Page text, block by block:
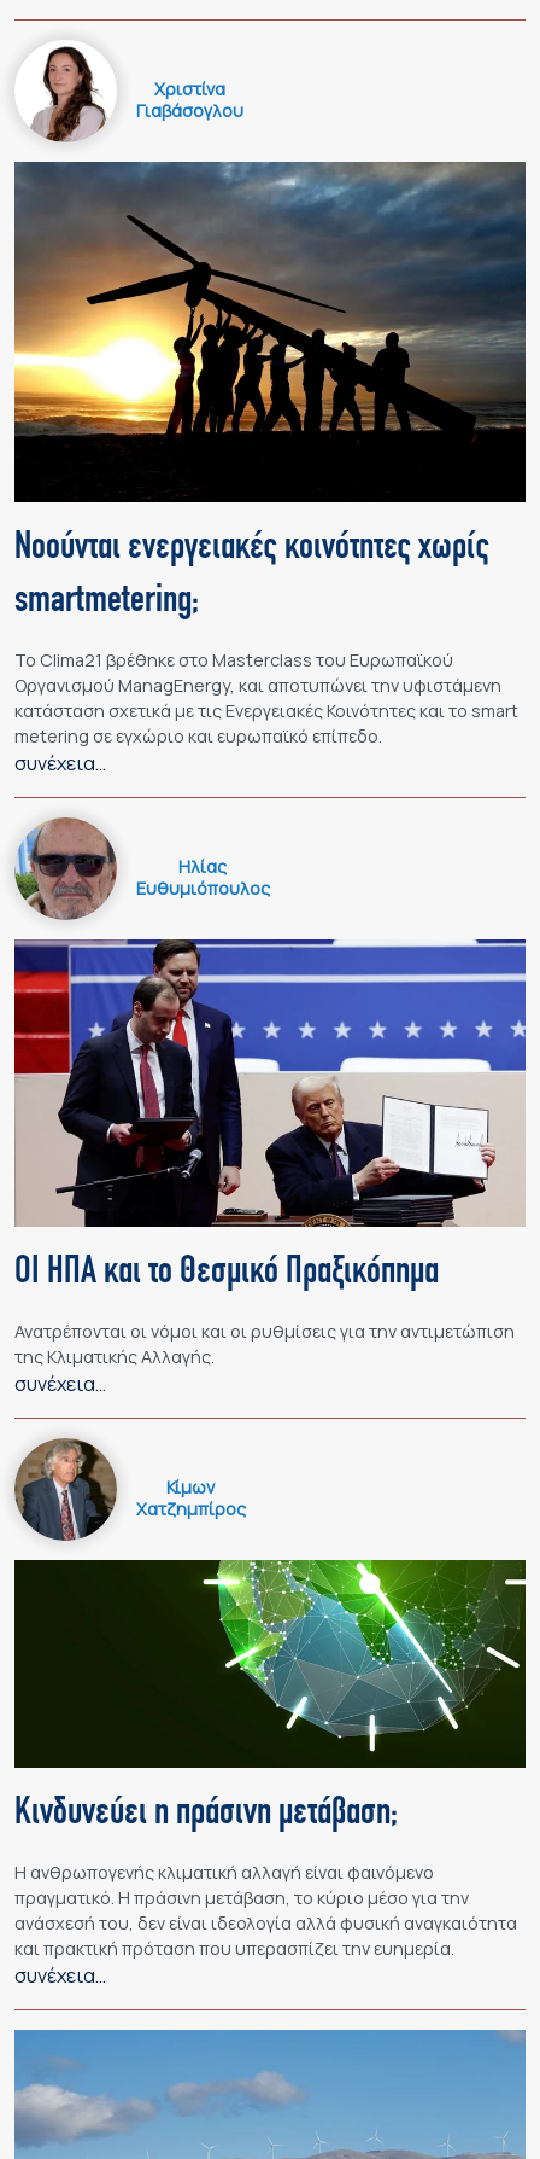
Χριστίνα
Γιαβάσογλου
Νοούνται ενεργειακές κοινότητες χωρίς
smartmetering;
Το Clima21 βρέθηκε στο Masterclass του Ευρωπαϊκού
Οργανισμού ManagEnergy, και αποτυπώνει την υφιστάμενη
κατάσταση σχετικά με τις Ενεργειακές Κοινότητες και το smart
metering σε εγχώριο και ευρωπαϊκό επίπεδο.
συνέχεια…
Ηλίας
Ευθυμιόπουλος
ΟΙ ΗΠΑ και το Θεσμικό Πραξικόπημα
Ανατρέπονται οι νόμοι και οι ρυθμίσεις για την αντιμετώπιση
της Κλιματικής Αλλαγής.
συνέχεια…
Κίμων
Χατζημπίρος
Κινδυνεύει η πράσινη μετάβαση;
Η ανθρωπογενής κλιματική αλλαγή είναι φαινόμενο
πραγματικό. Η πράσινη μετάβαση, το κύριο μέσο για την
ανάσχεσή του, δεν είναι ιδεολογία αλλά φυσική αναγκαιότητα
και πρακτική πρόταση που υπερασπίζει την ευημερία.
συνέχεια…